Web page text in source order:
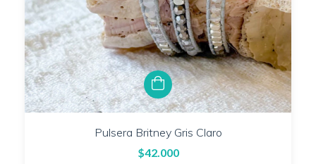
Pulsera Britney Gris Claro
$42.000